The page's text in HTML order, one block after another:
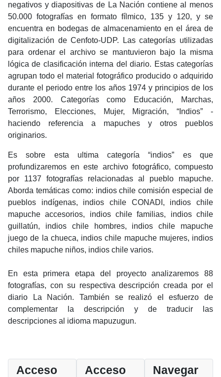
negativos y diapositivas de La Nación contiene al menos
50.000 fotografías en formato fílmico, 135 y 120, y se
encuentra en bodegas de almacenamiento en el área de
digitalización de Cenfoto-UDP. Las categorías utilizadas
para ordenar el archivo se mantuvieron bajo la misma
lógica de clasificación interna del diario. Estas categorías
agrupan todo el material fotográfico producido o adquirido
durante el periodo entre los años 1974 y principios de los
años 2000. Categorías como Educación, Marchas,
Terrorismo, Elecciones, Mujer, Migración, “Indios” -
haciendo referencia a mapuches y otros pueblos
originarios.
Es sobre esta ultima categoría “indios” es que
profundizaremos en este archivo fotográfico, compuesto
por 1137 fotografías relacionadas al pueblo mapuche.
Aborda temáticas como: indios chile comisión especial de
pueblos indígenas, indios chile CONADI, indios chile
mapuche accesorios, indios chile familias, indios chile
guillatún, indios chile hombres, indios chile mapuche
juego de la chueca, indios chile mapuche mujeres, indios
chiles mapuche niños, indios chile varios.
En esta primera etapa del proyecto analizaremos 88
fotografías, con su respectiva descripción creada por el
diario La Nación. También se realizó el esfuerzo de
complementar la descripción y de traducir las
descripciones al idioma mapuzugun.
Acceso
Acceso
Navegar